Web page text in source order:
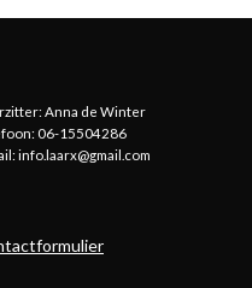
Anna de Winter
06-15504286
info.laarx@gmail.com